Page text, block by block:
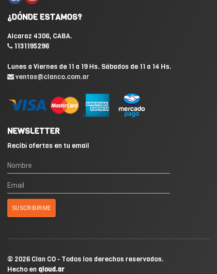
¿DÓNDE ESTAMOS?
Alcaraz 4306, CABA.
1131195296
Lunes a Viernes de 11 a 19 Hs. Sábados de 11 a 14 Hs.
ventas@clanco.com.ar
NEWSLETTER
Recibí ofertas en tu email
© 2026 Clan CO - Todos los derechos reservados.
Hecho en qloud.ar